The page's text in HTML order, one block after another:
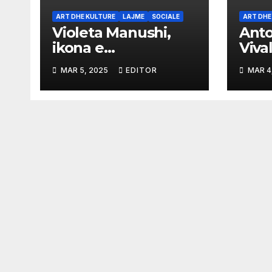
ART DHE KULTURE LAJME SOCIALE
Violeta Manushi,
ikona e
kinematografise
shqiptare
MAR 5, 2025 EDITOR
ART
MAR